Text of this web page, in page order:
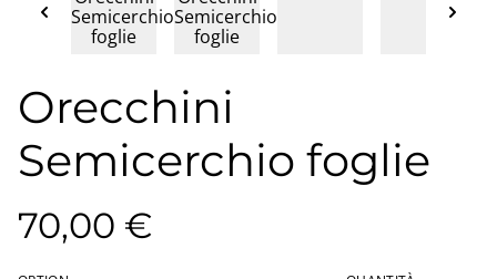
Orecchini
Semicerchio foglie
70,00 €